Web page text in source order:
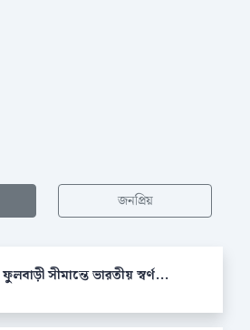
জনপ্রিয়
ফুলবাড়ী সীমান্তে ভারতীয় স্বর্ণ...